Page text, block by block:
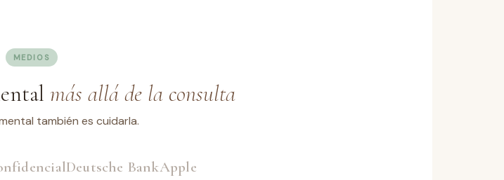
MEDIOS
más allá de la consulta
también es cuidarla.
Deutsche BankApple